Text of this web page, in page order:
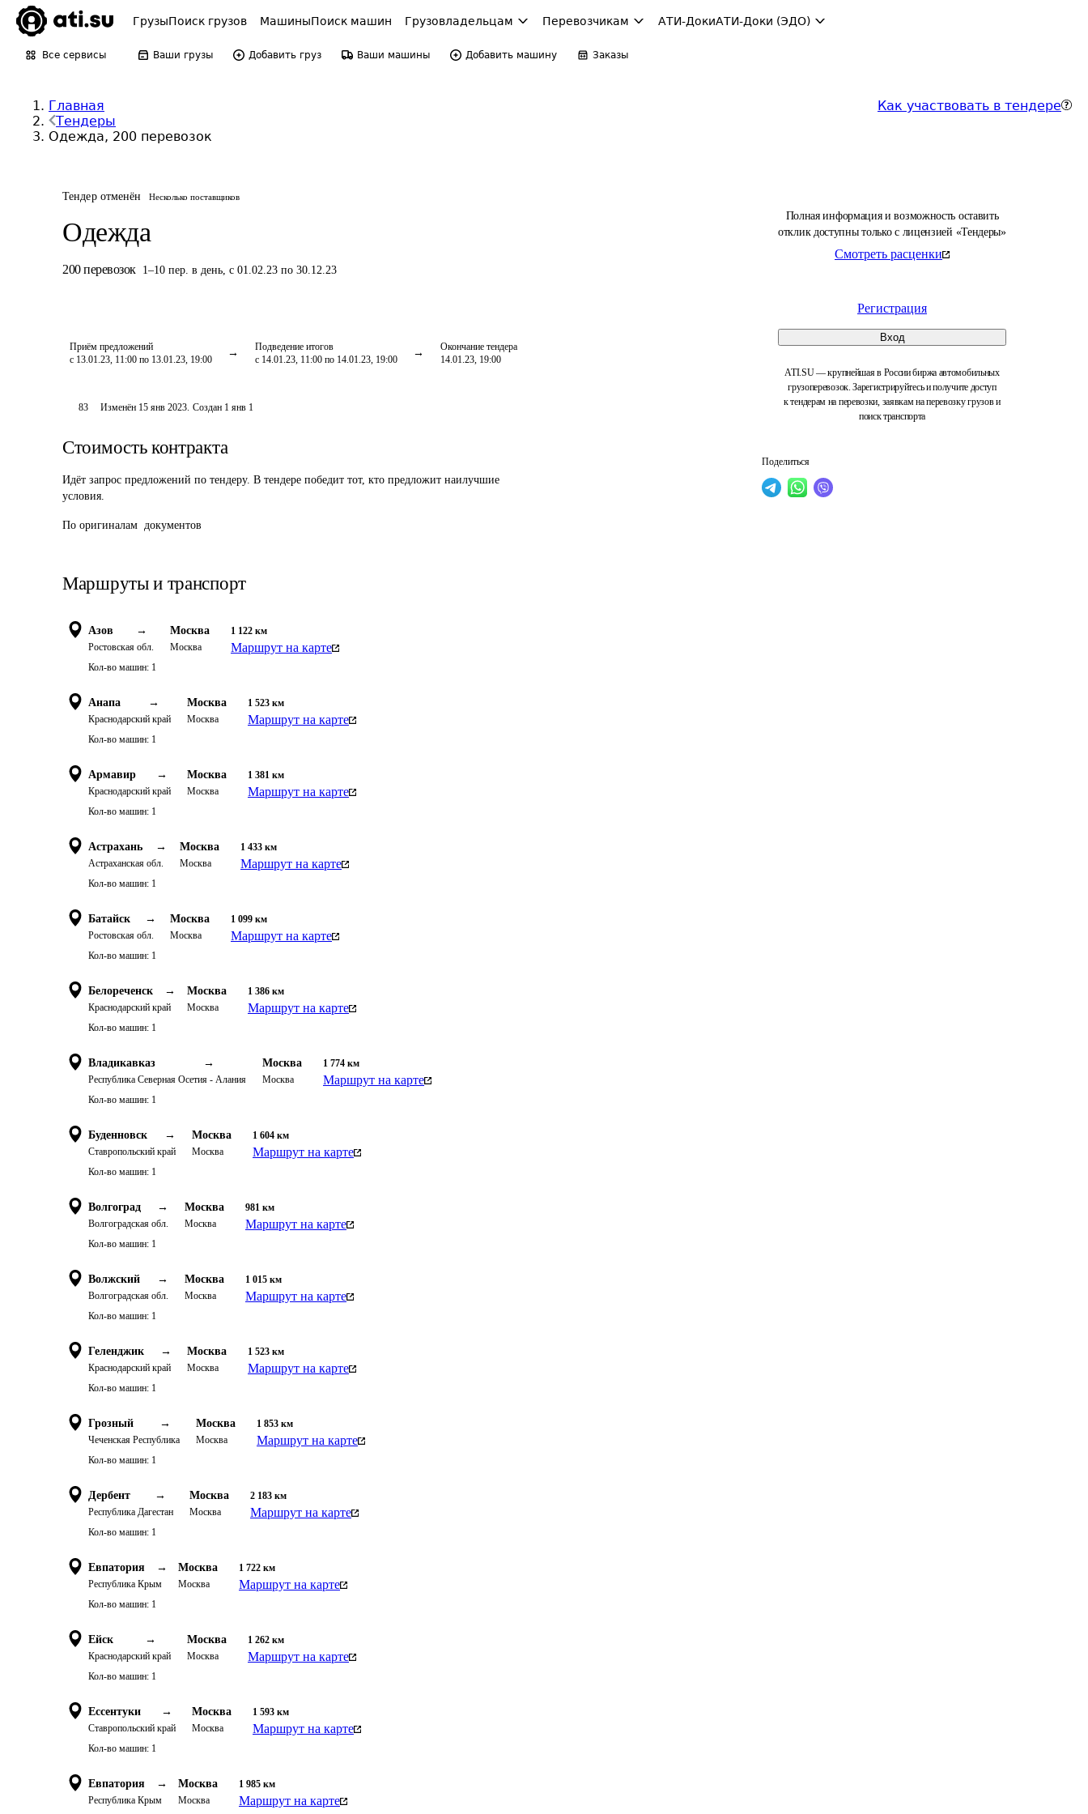
ГрузыПоиск грузов МашиныПоиск машин Грузовладельцам Перевозчикам АТИ-ДокиАТИ-Доки (ЭДО)
Все сервисы Ваши грузы Добавить груз Ваши машины Добавить машину Заказы
Главная
Тендеры
Одежда, 200 перевозок
Как участвовать в тендере
Тендер отменён Несколько поставщиков
Одежда
200 перевозок 1–10 пер. в день, с 01.02.23 по 30.12.23
Приём предложений
с 13.01.23, 11:00 по 13.01.23, 19:00
Подведение итогов
с 14.01.23, 11:00 по 14.01.23, 19:00
Окончание тендера
14.01.23, 19:00
Полная информация и возможность оставить
отклик доступны только с лицензией «Тендеры»
Смотреть расценки
Регистрация
Вход
ATI.SU — крупнейшая в России биржа автомобильных
грузоперевозок. Зарегистрируйтесь и получите доступ
к тендерам на перевозки, заявкам на перевозку грузов и
поиск транспорта
Поделиться
83 Изменён 15 янв 2023. Создан 1 янв 1
Стоимость контракта
Идёт запрос предложений по тендеру. В тендере победит тот, кто предложит наилучшие
условия.
По оригиналам  документов
Маршруты и транспорт
Азов →
Ростовская обл.
Москва
Москва
1 122 км
Маршрут на карте
Кол-во машин: 1
Анапа →
Краснодарский край
Москва
Москва
1 523 км
Маршрут на карте
Кол-во машин: 1
Армавир →
Краснодарский край
Москва
Москва
1 381 км
Маршрут на карте
Кол-во машин: 1
Астрахань →
Астраханская обл.
Москва
Москва
1 433 км
Маршрут на карте
Кол-во машин: 1
Батайск →
Ростовская обл.
Москва
Москва
1 099 км
Маршрут на карте
Кол-во машин: 1
Белореченск →
Краснодарский край
Москва
Москва
1 386 км
Маршрут на карте
Кол-во машин: 1
Владикавказ →
Республика Северная Осетия - Алания
Москва
Москва
1 774 км
Маршрут на карте
Кол-во машин: 1
Буденновск →
Ставропольский край
Москва
Москва
1 604 км
Маршрут на карте
Кол-во машин: 1
Волгоград →
Волгоградская обл.
Москва
Москва
981 км
Маршрут на карте
Кол-во машин: 1
Волжский →
Волгоградская обл.
Москва
Москва
1 015 км
Маршрут на карте
Кол-во машин: 1
Геленджик →
Краснодарский край
Москва
Москва
1 523 км
Маршрут на карте
Кол-во машин: 1
Грозный →
Чеченская Республика
Москва
Москва
1 853 км
Маршрут на карте
Кол-во машин: 1
Дербент →
Республика Дагестан
Москва
Москва
2 183 км
Маршрут на карте
Кол-во машин: 1
Евпатория →
Республика Крым
Москва
Москва
1 722 км
Маршрут на карте
Кол-во машин: 1
Ейск →
Краснодарский край
Москва
Москва
1 262 км
Маршрут на карте
Кол-во машин: 1
Ессентуки →
Ставропольский край
Москва
Москва
1 593 км
Маршрут на карте
Кол-во машин: 1
Евпатория →
Республика Крым
Москва
Москва
1 985 км
Маршрут на карте